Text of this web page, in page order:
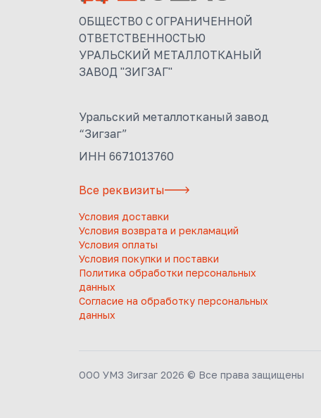
ОБЩЕСТВО С ОГРАНИЧЕННОЙ
ОТВЕТСТВЕННОСТЬЮ
УРАЛЬСКИЙ МЕТАЛЛОТКАНЫЙ
ЗАВОД "ЗИГЗАГ"
Уральский металлотканый завод
“Зигзаг”
ИНН 6671013760
Все реквизиты
Условия доставки
Условия возврата и рекламаций
Условия оплаты
Условия покупки и поставки
Политика обработки персональных
данных
Согласие на обработку персональных
данных
ООО УМЗ Зигзаг 2026 © Все права защищены